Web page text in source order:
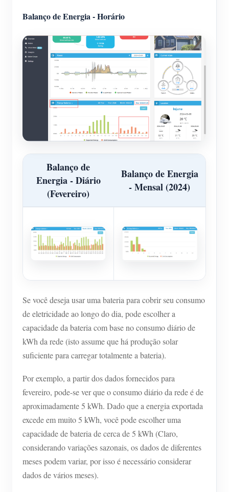
Balanço de Energia - Horário
Balanço de
Energia - Diário
(Fevereiro)
Balanço de Energia
- Mensal (2024)
Se você deseja usar uma bateria para cobrir seu consumo
de eletricidade ao longo do dia, pode escolher a
capacidade da bateria com base no consumo diário de
kWh da rede (isto assume que há produção solar
suficiente para carregar totalmente a bateria).
Por exemplo, a partir dos dados fornecidos para
fevereiro, pode-se ver que o consumo diário da rede é de
aproximadamente 5 kWh. Dado que a energia exportada
excede em muito 5 kWh, você pode escolher uma
capacidade de bateria de cerca de 5 kWh (Claro,
considerando variações sazonais, os dados de diferentes
meses podem variar, por isso é necessário considerar
dados de vários meses).